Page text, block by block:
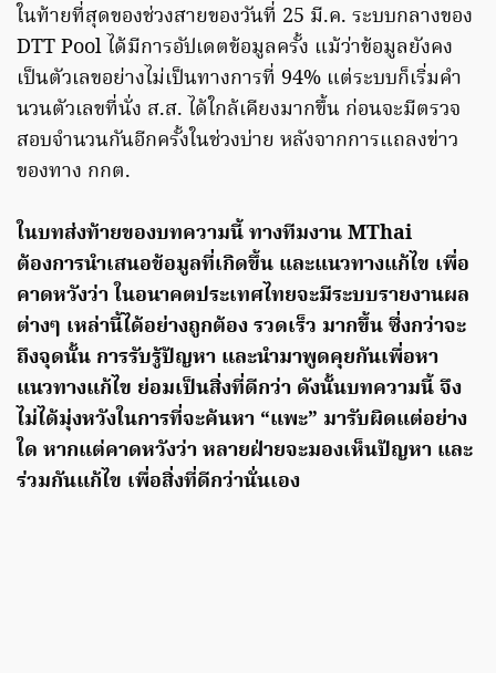
ในท้ายที่สุดของช่วงสายของวันที่ 25 มี.ค. ระบบกลางของ
DTT Pool ได้มีการอัปเดตข้อมูลครั้ง แม้ว่าข้อมูลยังคง
เป็นตัวเลขอย่างไม่เป็นทางการที่ 94% แต่ระบบก็เริ่มคำ
นวนตัวเลขที่นั่ง ส.ส. ได้ใกล้เคียงมากขึ้น ก่อนจะมีตรวจ
สอบจำนวนกันอีกครั้งในช่วงบ่าย หลังจากการแถลงข่าว
ของทาง กกต.
ในบทส่งท้ายของบทความนี้ ทางทีมงาน MThai
ต้องการนำเสนอข้อมูลที่เกิดขึ้น และแนวทางแก้ไข เพื่อ
คาดหวังว่า ในอนาคตประเทศไทยจะมีระบบรายงานผล
ต่างๆ เหล่านี้ได้อย่างถูกต้อง รวดเร็ว มากขึ้น ซึ่งกว่าจะ
ถึงจุดนั้น การรับรู้ปัญหา และนำมาพูดคุยกันเพื่อหา
แนวทางแก้ไข ย่อมเป็นสิ่งที่ดีกว่า ดังนั้นบทความนี้ จึง
ไม่ได้มุ่งหวังในการที่จะค้นหา “แพะ” มารับผิดแต่อย่าง
ใด หากแต่คาดหวังว่า หลายฝ่ายจะมองเห็นปัญหา และ
ร่วมกันแก้ไข เพื่อสิ่งที่ดีกว่านั่นเอง